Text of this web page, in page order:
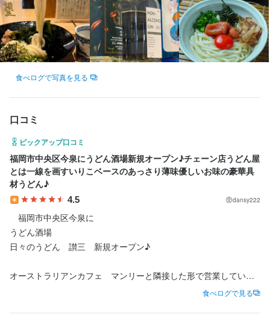
食べログで写真を見る
口コミ
ピックアップ口コミ
福岡市中央区今泉にうどん酒場新規オープン♪チェーン店うどん屋
とは一線を画すいりこベースのあっさり薄味優しいお味の豪華具
材うどん♪
4.5 dansy222
福岡市中央区今泉に
うどん酒場
日々のうどん　讃三　新規オープン♪
オーストラリアンカフェ　マンリーと隣接した形で営業していて
食べログで見る
特徴
学歴不問 未経験者歓迎 独立希望者歓迎 新卒歓迎
Uターン・Iターン歓迎
フリーター歓迎
大学生歓迎 高校生歓迎 留学生歓迎
主婦・主夫歓迎
女性活躍中
オープニングスタッフ募集
個人経営(2店舗以内)
小さなお店(20席未満)
仕事内容
【ホールスタッフ・店舗スタッフ】
主にホール側をメインにお願いします。来店時のご案内、着席時
のご説明、オーダーの説明、注文が入ったら、ドリンクなどの提
供、料理の配膳、中間接客（空いている皿を下げたり）、洗い物
や簡単な調理補助などもお願いします。
会計時のレジ業務からお見送り、片付けまで店舗業務を多岐に渡
りお願いしますが、調理スタッフも同じく全般行うので、協力し
ながらやれればと思います！
単純業務だけではなく、営業していく上での意見などもあればど